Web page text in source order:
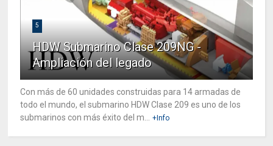
5
HDW Submarino Clase 209NG -
Ampliación del legado
Con más de 60 unidades construidas para 14 armadas de
todo el mundo, el submarino HDW Clase 209 es uno de los
submarinos con más éxito del m... +Info